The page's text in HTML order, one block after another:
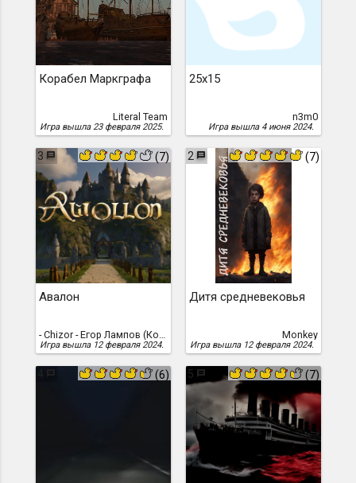
Корабел Маркграфа
Literal Team
Игра вышла 23 февраля 2025.
25x15
n3m0
Игра вышла 4 июня 2024.
3 (7)
Авалон
- Chizor - Егор Лампов (Команда "Авалон"), Егор Лампов
Игра вышла 12 февраля 2024.
2 (7)
Дитя средневековья
Monkey
Игра вышла 12 февраля 2024.
(6) 5 (7)